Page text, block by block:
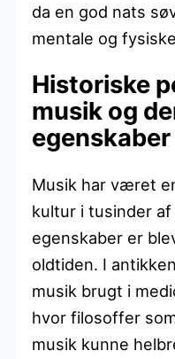
da en god nats
mentale og
Historiske
musik og
egenskaber
Musik har været
kultur i tusinder
egenskaber er
oldtiden. I
musik brugt i
hvor filosoffer
musik kunne